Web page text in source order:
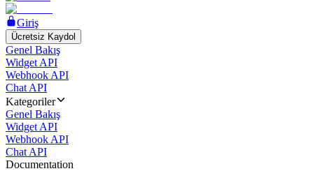
Giriş
Ücretsiz Kaydol
Genel Bakış
Widget API
Webhook API
Chat API
Kategoriler
Genel Bakış
Widget API
Webhook API
Chat API
Documentation